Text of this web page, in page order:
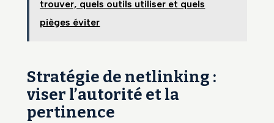
trouver, quels outils utiliser et quels
pièges éviter
Stratégie de netlinking :
viser l’autorité et la
pertinence